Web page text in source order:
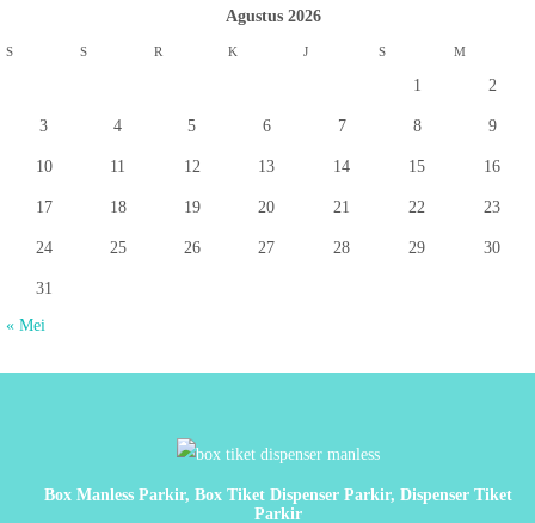
Agustus 2026
S S R K J S M
1 2
3 4 5 6 7 8 9
10 11 12 13 14 15 16
17 18 19 20 21 22 23
24 25 26 27 28 29 30
31
« Mei
Box Manless Parkir, Box Tiket Dispenser Parkir, Dispenser Tiket
Parkir